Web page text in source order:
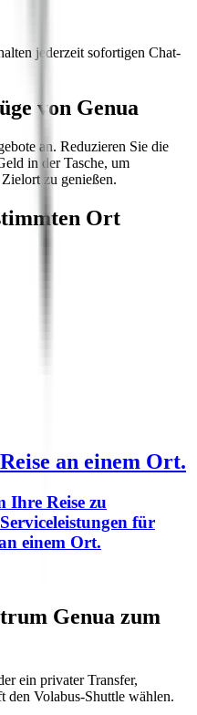
jederzeit sofortigen Chat-
von Genua
an. Reduzieren Sie die
in der Tasche, um
zu genießen.
Ort
an einem Ort.
Ihre Reise zu
für
einem Ort.
Genua zum
ein privater Transfer,
den Volabus-Shuttle wählen.